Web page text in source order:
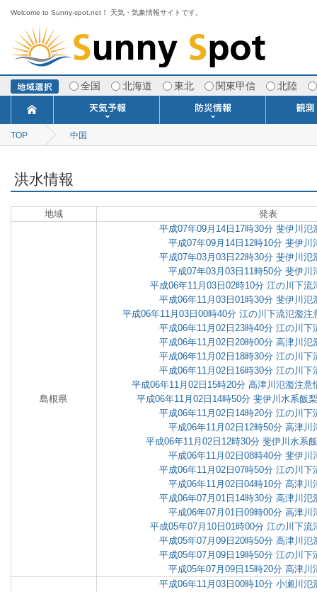
Welcome to Sunny-spot.net！ 天気・気象情報サイトです。
全国 北海道 東北 関東甲信 北陸
今日明日の天気
寒・暖候期予報
TOP 中国
洪水情報
地域 発表
島根県
平成07年09月14日17時30分 斐伊川氾
平成07年09月14日12時10分 斐伊川
平成07年03月03日22時30分 斐伊川氾
平成07年03月03日11時50分 斐伊川
平成06年11月03日02時10分 江の川下流
平成06年11月03日01時30分 斐伊川氾
平成06年11月03日00時40分 江の川下流氾濫
平成06年11月02日23時40分 江の川下
平成06年11月02日20時00分 高津川氾
平成06年11月02日18時30分 江の川下
平成06年11月02日16時30分 江の川下
平成06年11月02日15時20分 高津川氾濫注
平成06年11月02日14時50分 斐伊川水系飯
平成06年11月02日14時20分 江の川下
平成06年11月02日12時50分 高津川
平成06年11月02日12時30分 斐伊川水系
平成06年11月02日08時40分 斐伊川
平成06年11月02日07時50分 江の川下
平成06年11月02日04時10分 高津川
平成06年07月01日14時30分 高津川氾
平成06年07月01日09時00分 高津川
平成05年07月10日01時00分 江の川下流
平成05年07月09日20時50分 高津川氾
平成05年07月09日19時50分 江の川下
平成05年07月09日15時20分 高津川
平成06年11月03日00時10分 小瀬川氾